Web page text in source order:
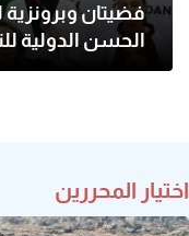
فضيتان
الحسن الدولية
اختيار المحررين